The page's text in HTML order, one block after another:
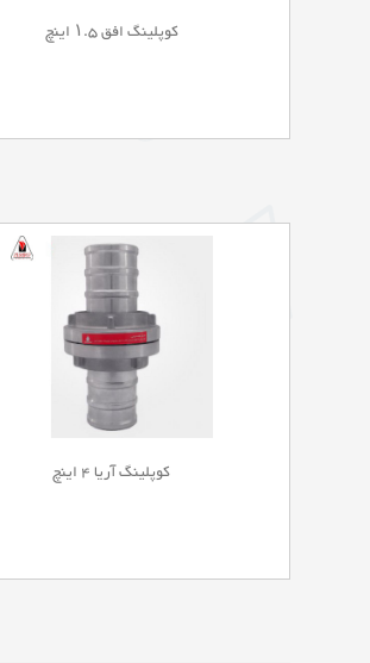
کوپلینگ افق ۱.۵ اینچ
کوپلینگ آریا ۴ اینچ